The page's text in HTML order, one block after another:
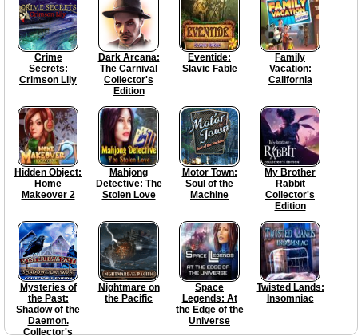
Crime
Secrets:
Crimson Lily
Dark Arcana:
The Carnival
Collector's
Edition
Eventide:
Slavic Fable
Family
Vacation:
California
Hidden Object:
Home
Makeover 2
Mahjong
Detective: The
Stolen Love
Motor Town:
Soul of the
Machine
My Brother
Rabbit
Collector's
Edition
Mysteries of
the Past:
Shadow of the
Daemon.
Collector's
Nightmare on
the Pacific
Space
Legends: At
the Edge of the
Universe
Twisted Lands:
Insomniac